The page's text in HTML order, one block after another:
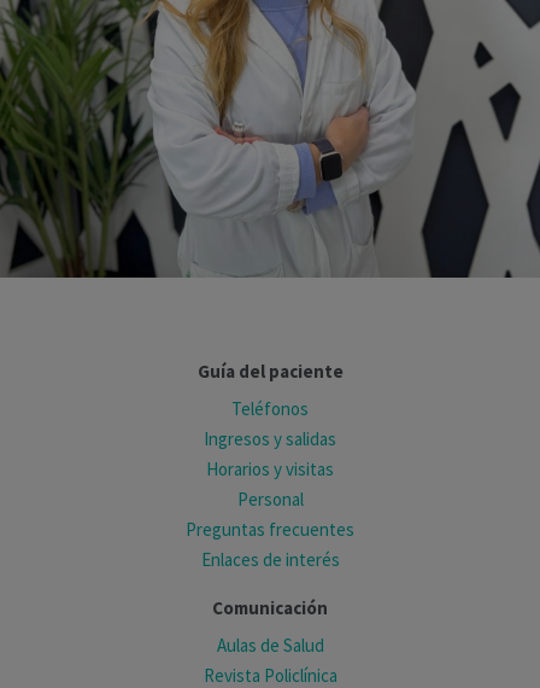
Guía del paciente
Teléfonos
Ingresos y salidas
Horarios y visitas
Personal
Preguntas frecuentes
Enlaces de interés
Comunicación
Aulas de Salud
Revista Policlínica